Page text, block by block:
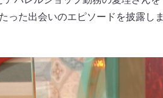
た出会いのエピソードを披露しま